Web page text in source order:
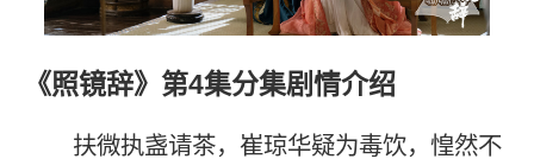
《照镜辞》第4集分集剧情介绍
扶微执盏请茶，崔琼华疑为毒饮，惶然不